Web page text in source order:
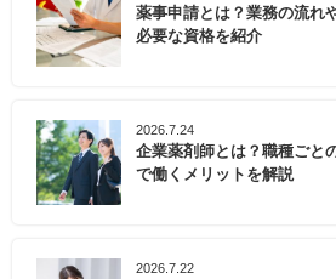
薬事申請とは？業務の流れ
必要な資格を紹介
2026.7.24
企業薬剤師とは？職種ごと
で働くメリットを解説
2026.7.22